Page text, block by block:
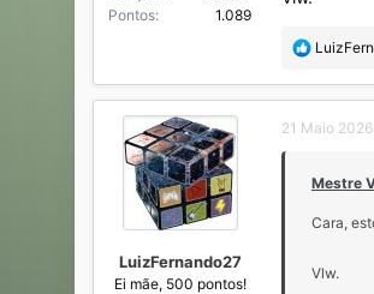
Pontos
1.089
R
a
õ
s
LuizFernando27
Ei mãe, 500 pontos!
21 Maio 2026
Mestre
Cara,
Vlw.